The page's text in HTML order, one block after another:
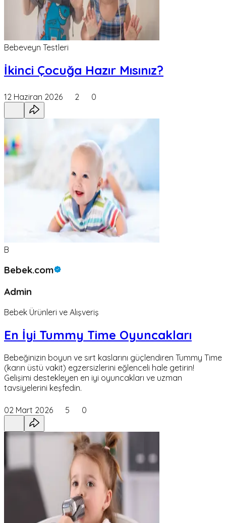
Bebeveyn Testleri
İkinci Çocuğa Hazır Mısınız?
12 Haziran 2026 2 0
B
Bebek.com
Admin
Bebek Ürünleri ve Alışveriş
En İyi Tummy Time Oyuncakları
Bebeğinizin boyun ve sırt kaslarını güçlendiren Tummy Time
(karın üstü vakit) egzersizlerini eğlenceli hale getirin!
Gelişimi destekleyen en iyi oyuncakları ve uzman
tavsiyelerini keşfedin.
02 Mart 2026 5 0